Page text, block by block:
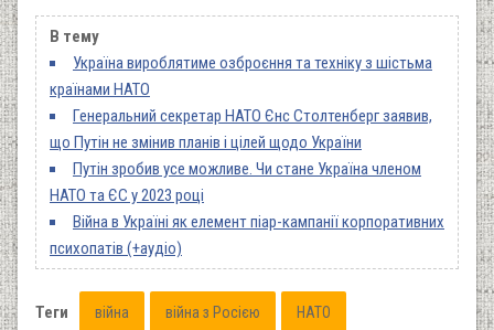
В тему
Україна вироблятиме озброєння та техніку з шістьма
країнами НАТО
Генеральний секретар НАТО Єнс Столтенберг заявив,
що Путін не змінив планів і цілей щодо України
Путін зробив усе можливе. Чи стане Україна членом
НАТО та ЄС у 2023 році
Війна в Україні як елемент піар-кампанії корпоративних
психопатів (+аудіо)
Теги війна війна з Росією НАТО